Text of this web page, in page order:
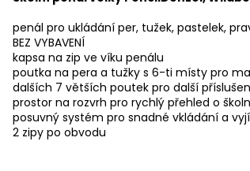
penál pro ukládání per, tužek, pastelek,
BEZ VYBAVENÍ
kapsa na zip ve víku penálu
poutka na pera a tužky s 6-ti místy pro
dalších 7 větších poutek pro další
prostor na rozvrh pro rychlý přehled o
posuvný systém pro snadné vkládání a
2 zipy po obvodu